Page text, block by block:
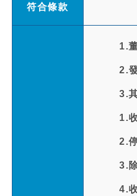
符合條款
1.
2.
3.
1.
2.
3.
4.